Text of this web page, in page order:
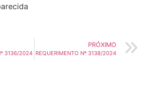
3136/2024
PRÓXIMO
REQUERIMENTO Nº 3138/2024